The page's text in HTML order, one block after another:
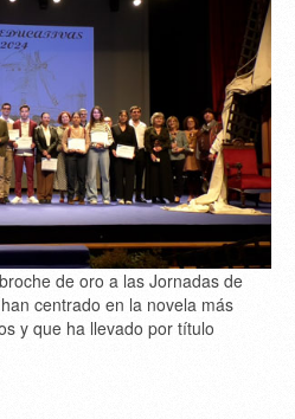
de oro a las Jornadas de
centrado en la novela más
y que ha llevado por título